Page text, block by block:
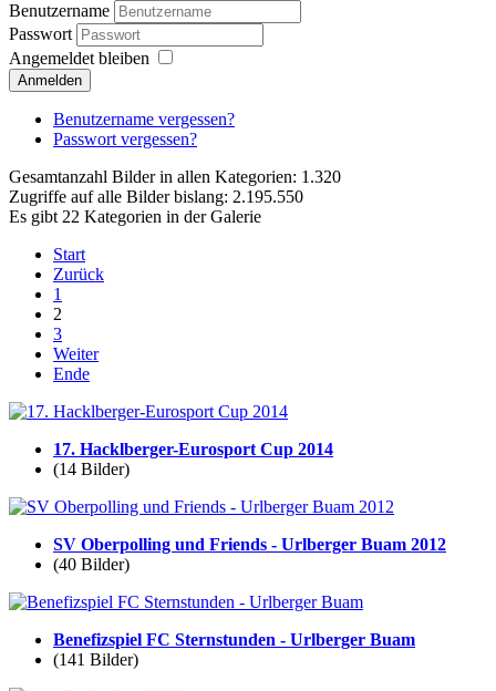
Benutzername
Passwort
Angemeldet bleiben
Anmelden
Benutzername vergessen?
Passwort vergessen?
Gesamtanzahl Bilder in allen Kategorien: 1.320
Zugriffe auf alle Bilder bislang: 2.195.550
Es gibt 22 Kategorien in der Galerie
Start
Zurück
1
2
3
Weiter
Ende
17. Hacklberger-Eurosport Cup 2014
(14 Bilder)
SV Oberpolling und Friends - Urlberger Buam 2012
(40 Bilder)
Benefizspiel FC Sternstunden - Urlberger Buam
(141 Bilder)